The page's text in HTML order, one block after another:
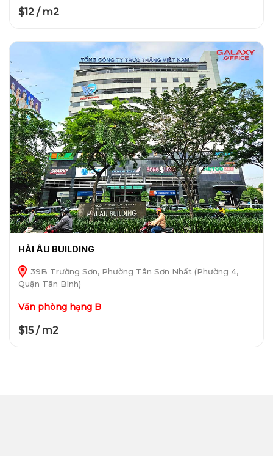
$12 / m2
HẢI ÂU BUILDING
39B Trường Sơn, Phường Tân Sơn Nhất (Phường 4,
Quận Tân Bình)
Văn phòng hạng B
$15 / m2